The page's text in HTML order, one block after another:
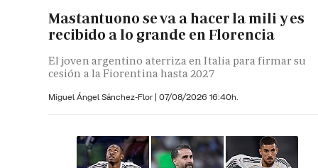
Mastantuono se va a hacer la mili y es
recibido a lo grande en Florencia
El joven argentino aterriza en Italia para firmar su
cesión a la Fiorentina hasta 2027
Miguel Ángel Sánchez-Flor | 07/08/2026 16:40h.